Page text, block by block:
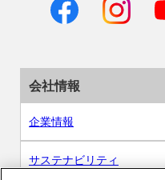
会社情報
企業情報
サステナビリティ